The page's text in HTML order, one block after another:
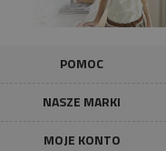
POMOC
NASZE MARKI
MOJE KONTO